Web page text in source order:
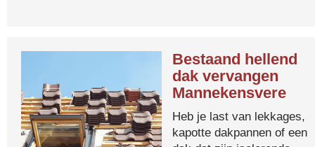
Bestaand hellend
dak vervangen
Mannekensvere
Heb je last van lekkages,
kapotte dakpannen of een